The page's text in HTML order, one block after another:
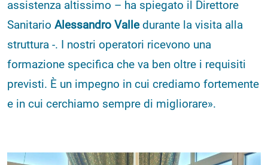
assistenza altissimo – ha spiegato il Direttore
Sanitario Alessandro Valledurante la visita alla
struttura -. I nostri operatori ricevono una
formazione specifica che va ben oltre i requisiti
previsti. È un impegno in cui crediamo fortemente
e in cui cerchiamo sempre di migliorare».